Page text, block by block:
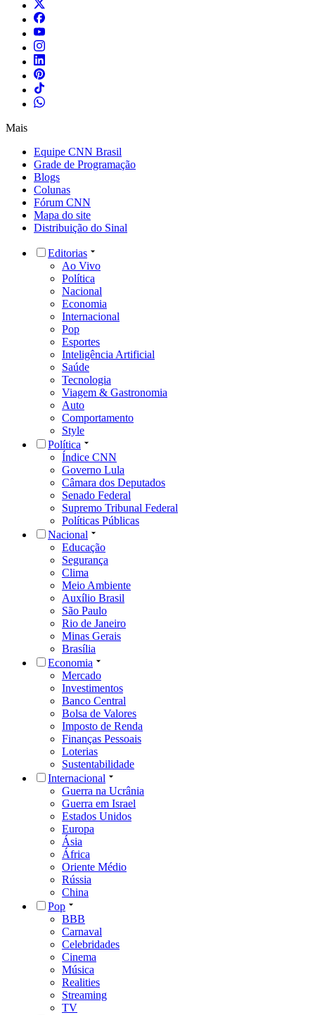
Mais
Equipe CNN Brasil
Grade de Programação
Blogs
Colunas
Fórum CNN
Mapa do site
Distribuição do Sinal
Editorias
Ao Vivo
Política
Nacional
Economia
Internacional
Pop
Esportes
Inteligência Artificial
Saúde
Tecnologia
Viagem & Gastronomia
Auto
Comportamento
Style
Política
Índice CNN
Governo Lula
Câmara dos Deputados
Senado Federal
Supremo Tribunal Federal
Políticas Públicas
Nacional
Educação
Segurança
Clima
Meio Ambiente
Auxílio Brasil
São Paulo
Rio de Janeiro
Minas Gerais
Brasília
Economia
Mercado
Investimentos
Banco Central
Bolsa de Valores
Imposto de Renda
Finanças Pessoais
Loterias
Sustentabilidade
Internacional
Guerra na Ucrânia
Guerra em Israel
Estados Unidos
Europa
Ásia
África
Oriente Médio
Rússia
China
Pop
BBB
Carnaval
Celebridades
Cinema
Música
Realities
Streaming
TV